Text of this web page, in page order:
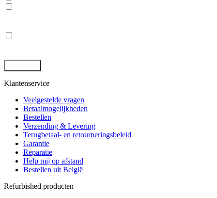
Privacy
Klantenservice
Veelgestelde vragen
Betaalmogelijkheden
Bestellen
Verzending & Levering
Terugbetaal- en retourneringsbeleid
Garantie
Reparatie
Help mij op afstand
Bestellen uit België
Refurbished producten